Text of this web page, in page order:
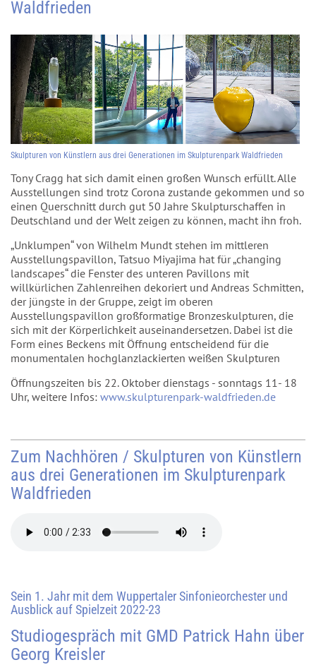
Waldfrieden
Skulpturen von Künstlern aus drei Generationen im Skulpturenpark Waldfrieden
Tony Cragg hat sich damit einen großen Wunsch erfüllt. Alle
Ausstellungen sind trotz Corona zustande gekommen und so
einen Querschnitt durch gut 50 Jahre Skulpturschaffen in
Deutschland und der Welt zeigen zu können, macht ihn froh.
„Unklumpen“ von Wilhelm Mundt stehen im mittleren
Ausstellungspavillon, Tatsuo Miyajima hat für „changing
landscapes“ die Fenster des unteren Pavillons mit
willkürlichen Zahlenreihen dekoriert und Andreas Schmitten,
der jüngste in der Gruppe, zeigt im oberen
Ausstellungspavillon großformatige Bronzeskulpturen, die
sich mit der Körperlichkeit auseinandersetzen. Dabei ist die
Form eines Beckens mit Öffnung entscheidend für die
monumentalen hochglanzlackierten weißen Skulpturen
Öffnungszeiten bis 22. Oktober dienstags - sonntags 11- 18
Uhr, weitere Infos: www.skulpturenpark-waldfrieden.de
Zum Nachhören / Skulpturen von Künstlern
aus drei Generationen im Skulpturenpark
Waldfrieden
Sein 1. Jahr mit dem Wuppertaler Sinfonieorchester und
Ausblick auf Spielzeit 2022-23
Studiogespräch mit GMD Patrick Hahn über
Georg Kreisler